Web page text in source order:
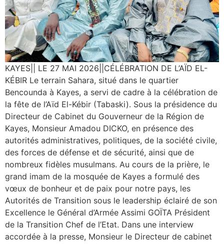
KAYES|| LE 27 MAI 2026||CÉLÉBRATION DE L’AÏD EL-
KÉBIR ‎Le terrain Sahara, situé dans le quartier
Bencounda à Kayes, a servi de cadre à la célébration de
la fête de l’Aïd El-Kébir (Tabaski). Sous la présidence du
Directeur de Cabinet du Gouverneur de la Région de
Kayes, Monsieur Amadou DICKO, en présence des
autorités administratives, politiques, de la société civile,
des forces de défense et de sécurité, ainsi que de
nombreux fidèles musulmans. ‎‎Au cours de la prière, le
grand imam de la mosquée de Kayes a formulé des
vœux de bonheur et de paix pour notre pays, les
Autorités de Transition sous le leadership éclairé de son
Excellence le Général d’Armée Assimi GOÏTA Président
de la Transition Chef de l’Etat. ‎‎Dans une interview
accordée à la presse, Monsieur le Directeur de cabinet